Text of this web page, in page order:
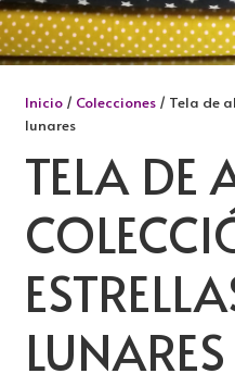
Inicio/ Colecciones/ Tela de
lunares
TELA DE
LUNARES